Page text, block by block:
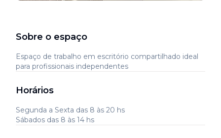
Sobre o espaço
Espaço de trabalho em escritório compartilhado ideal
para profissionais independentes
Horários
Segunda a Sexta das 8 às 20 hs
Sábados das 8 às 14 hs